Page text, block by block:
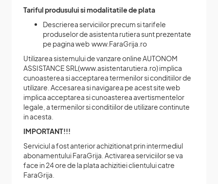
Tariful produsului si modalitatile de plata
Descrierea serviciilor precum si tarifele
produselor de asistenta rutiera sunt prezentate
pe pagina web www.FaraGrija.ro
Utilizarea sistemului de vanzare online AUTONOM
ASSISTANCE SRL(www.asistentarutiera.ro) implica
cunoasterea si acceptarea termenilor si conditiilor de
utilizare. Accesarea si navigarea pe acest site web
implica acceptarea si cunoasterea avertismentelor
legale, a termenilor si conditiilor de utilizare continute
in acesta.
IMPORTANT!!!
Serviciul a fost anterior achizitionat prin intermediul
abonamentului FaraGrija. Activarea serviciilor se va
face in 24 ore de la plata achizitiei clientului catre
FaraGrija.